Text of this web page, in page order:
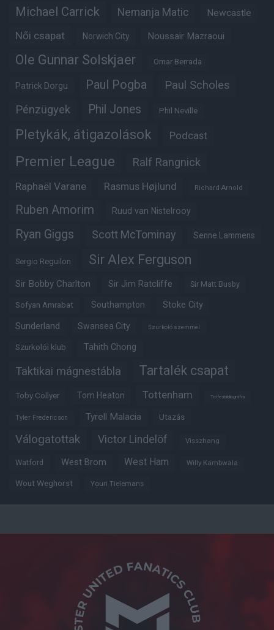
Michael Carrick Nemanja Matic Newcastle
Női csapat Norwich City Noussair Mazraoui
Ole Gunnar Solskjaer Omar Berrada
Patrick Dorgu Paul Pogba Paul Scholes
Pénzügyek Phil Jones Phil Neville
Pletykák, átigazolások Podcast
Premier League Ralf Rangnick
Raphaël Varane Rasmus Højlund Richard Arnold
Ruben Amorim Ruud van Nistelrooy
Ryan Giggs Scott McTominay Senne Lammens
Sergio Reguilon Sir Alex Ferguson
Sir Bobby Charlton Sir Jim Ratcliffe Sir Matt Busby
Sofyan Amrabat Southampton Stoke City
Sunderland Swansea City Szurkoló szemmel
Szurkolói klub Tahith Chong
Taktikai mágnestábla Tartalék csapat
Toby Collyer Tom Heaton Tottenham Trófeabibliográfia
Tyler Fredericson Tyrell Malacia Utazás
Válogatottak Victor Lindelöf Visszhang
Watford West Brom West Ham Willy Kambwala
Wout Weghorst Youri Tielemans